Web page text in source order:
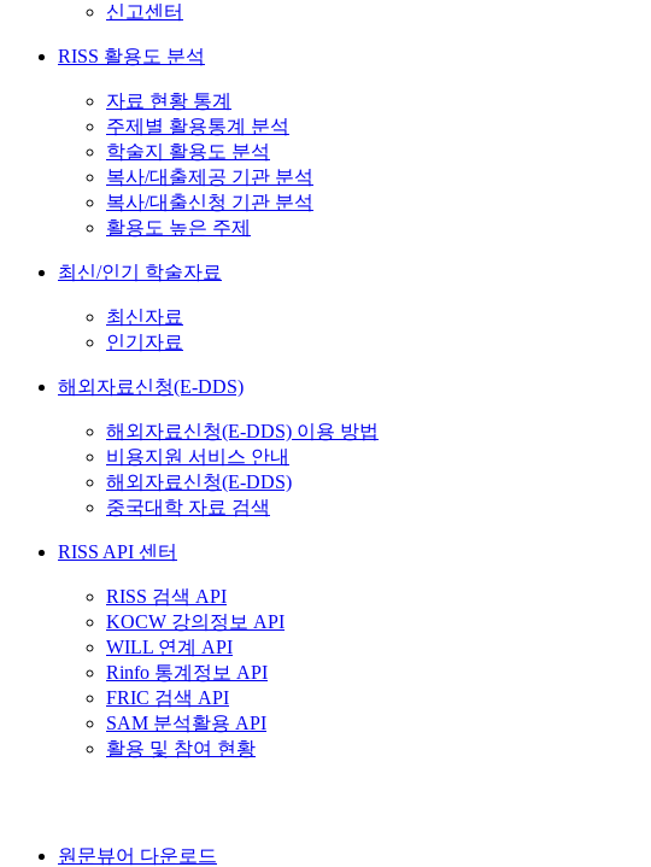
신고센터
RISS 활용도 분석
자료 현황 통계
주제별 활용통계 분석
학술지 활용도 분석
복사/대출제공 기관 분석
복사/대출신청 기관 분석
활용도 높은 주제
최신/인기 학술자료
최신자료
인기자료
해외자료신청(E-DDS)
해외자료신청(E-DDS) 이용 방법
비용지원 서비스 안내
해외자료신청(E-DDS)
중국대학 자료 검색
RISS API 센터
RISS 검색 API
KOCW 강의정보 API
WILL 연계 API
Rinfo 통계정보 API
FRIC 검색 API
SAM 분석활용 API
활용 및 참여 현황
원문뷰어 다운로드